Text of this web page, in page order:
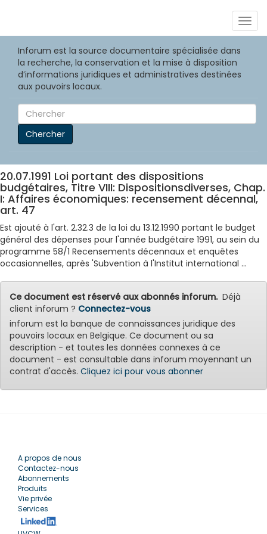
Inforum est la source documentaire spécialisée dans
la recherche, la conservation et la mise à disposition
d’informations juridiques et administratives destinées
aux pouvoirs locaux.
Chercher
20.07.1991 Loi portant des dispositions
budgétaires, Titre VIII: Dispositionsdiverses, Chap.
I: Affaires économiques: recensement décennal,
art. 47
Est ajouté à l'art. 2.32.3 de la loi du 13.12.1990 portant le budget
général des dépenses pour l'année budgétaire 1991, au sein du
programme 58/1 Recensements décennaux et enquêtes
occasionnelles, après 'Subvention à l'Institut international ...
Ce document est réservé aux abonnés inforum.Déjà
client inforum ? Connectez-vous
inforum est la banque de connaissances juridique des
pouvoirs locaux en Belgique. Ce document ou sa
description - et toutes les données connexes à ce
document - est consultable dans inforum moyennant un
contrat d'accès. Cliquez ici pour vous abonner
A propos de nous
Contactez-nous
Abonnements
Produits
Vie privée
Services